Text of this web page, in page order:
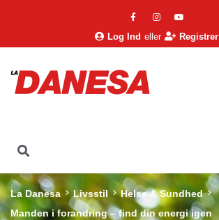
Log Ind eller Registrer
La Danesa Livsstil
Helse & Sundhed
Manden i forandring – find din energi igen